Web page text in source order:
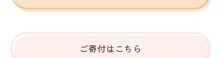
ご寄付はこちら